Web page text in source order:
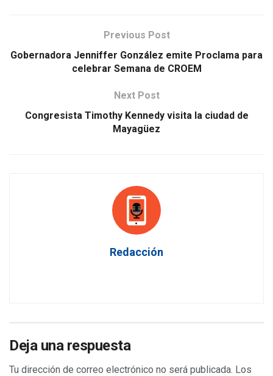
Previous Post
Gobernadora Jenniffer González emite Proclama para
celebrar Semana de CROEM
Next Post
Congresista Timothy Kennedy visita la ciudad de
Mayagüez
Redacción
Deja una respuesta
Tu dirección de correo electrónico no será publicada. Los